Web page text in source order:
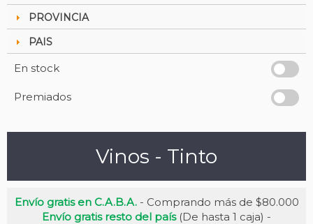
PROVINCIA
PAIS
En stock
Premiados
Vinos - Tinto
Envío gratis en C.A.B.A.- Comprando más de $80.000
Envío gratis resto del país(De hasta 1 caja) -